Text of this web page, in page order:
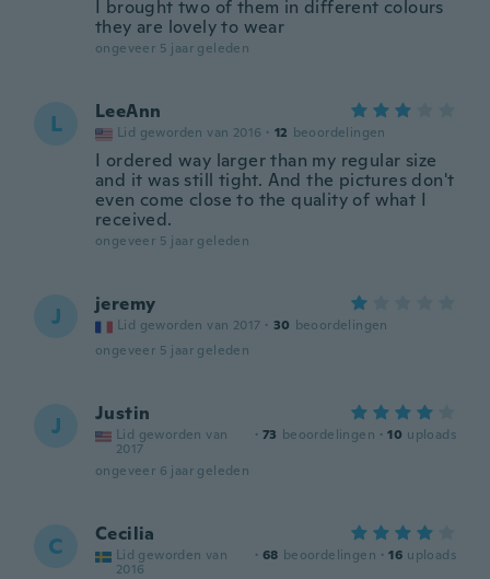
I brought two of them in different colours
they are lovely to wear
ongeveer 5 jaar geleden
L LeeAnn
Lid geworden van 2016 · 12 beoordelingen
I ordered way larger than my regular size
and it was still tight. And the pictures don't
even come close to the quality of what I
received.
ongeveer 5 jaar geleden
J jeremy
Lid geworden van 2017 · 30 beoordelingen
ongeveer 5 jaar geleden
J Justin
Lid geworden van
2017
· 73 beoordelingen · 10 uploads
ongeveer 6 jaar geleden
C Cecilia
Lid geworden van
2016
· 68 beoordelingen · 16 uploads